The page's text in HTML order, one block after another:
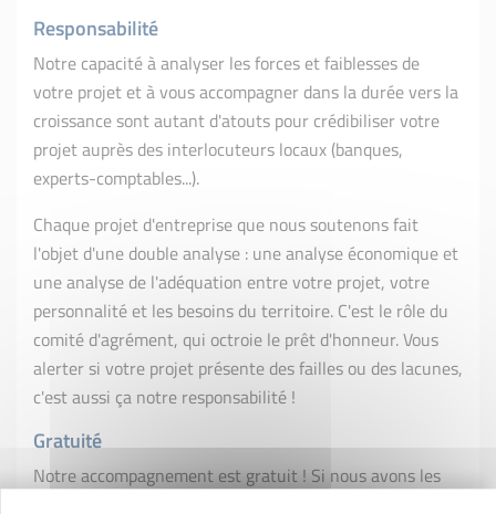
Responsabilité
Notre capacité à analyser les forces et faiblesses de
votre projet et à vousaccompagner dans la durée vers la
croissance sont autant d'atouts pour crédibiliser votre
projet auprès des interlocuteurs locaux (banques,
experts-comptables...).
Chaque projet d'entreprise que nous soutenons fait
l'objet d'une double analyse : une analyse économique et
une analyse de l'adéquation entre votre projet, votre
personnalité et les besoins du territoire. C'est le rôle du
comité d'agrément, qui octroie le prêt d'honneur. Vous
alerter si votre projet présente des failles ou des lacunes,
c'est aussi ça notre responsabilité !
Gratuité
Notre accompagnement est gratuit ! Si nous avons les